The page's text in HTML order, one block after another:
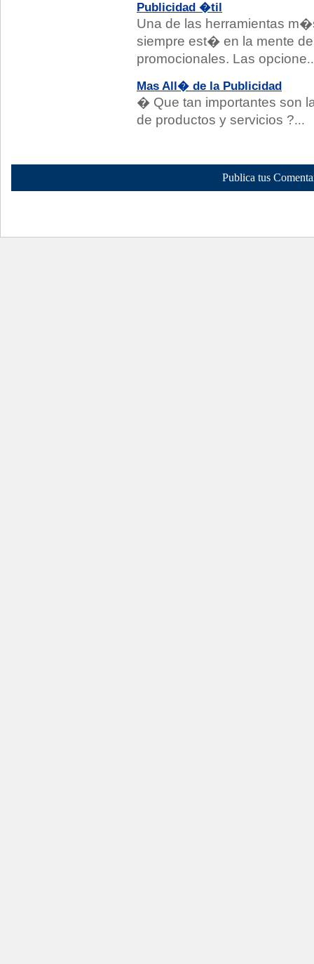
Publicidad �til
Una de las herramientas
siempre est� en la mente
promocionales. Las opcione
Mas All� de la Publicidad
� Que tan importantes son
de productos y servicios ?...
Publica tus